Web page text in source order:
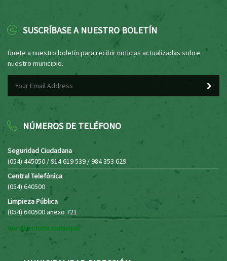
SUSCRÍBASE A NUESTRO BOLETÍN
Únete a nuestro boletín para recibir noticias actualizadas sobre
nuestro municipio.
NÚMEROS DE TELÉFONO
Seguridad Ciudadana
(054) 445050 / 914 619 539 / 984 353 629
Central Telefónica
(054) 640500
Limpieza Pública
(054) 640500 anexo 721
Ver directorio municipal